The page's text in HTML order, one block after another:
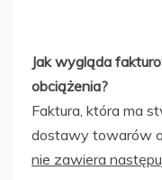
Jak wygląda
obciążenia?
Faktura, która ma
dostawy towarów
nie zawiera